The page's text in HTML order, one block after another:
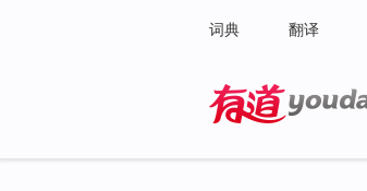
词典 翻译